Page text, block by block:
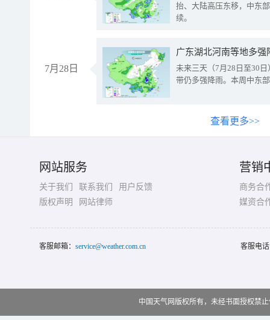
抬、大陆高压东移，中东
续。
7月28日
广东湖北河南等地多
未来三天（7月28日至30
带仍多强降雨。本周中东
查看更多>>
网站服务
关于我们 联系我们
用户反馈
版权声明
网站律师
营销
商务合
媒资合
客服邮箱： service@weather.com.cn 客服电
中国天气网版权所有，未经书面授权